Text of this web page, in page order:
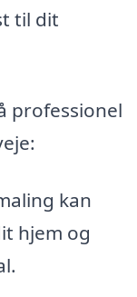
til dit
professionel
kan
hjem og